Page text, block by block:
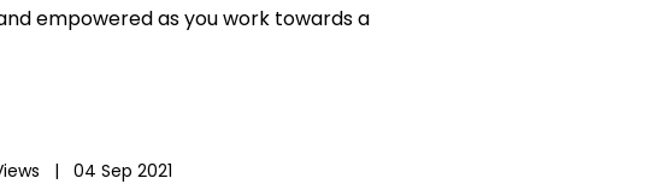
empowered as you work towards a
| 04 Sep 2021